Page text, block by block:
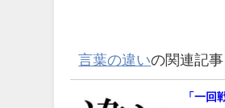
言葉の違いの関連記事
「一回